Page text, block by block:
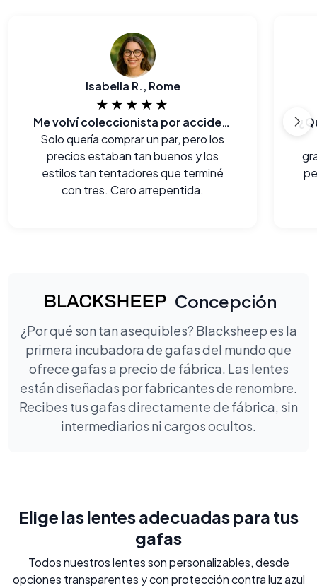
Isabella R., Rome
★★★★★
Me volví coleccionista por accidente!
Solo quería comprar un par, pero los
precios estaban tan buenos y los
estilos tan tentadores que terminé
con tres. Cero arrepentida.
Concepción
¿Por qué son tan asequibles? Blacksheep es la
primera incubadora de gafas del mundo que
ofrece gafas a precio de fábrica. Las lentes
están diseñadas por fabricantes de renombre.
Recibes tus gafas directamente de fábrica, sin
intermediarios ni cargos ocultos.
Elige las lentes adecuadas para tus
gafas
Todos nuestros lentes son personalizables, desde
opciones transparentes y con protección contra luz azul